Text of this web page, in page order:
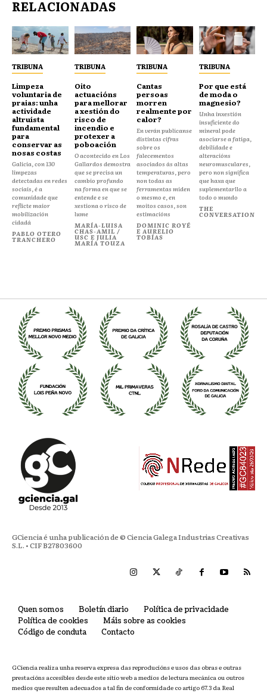
RELACIONADAS
TRIBUNA
Limpeza
voluntaria de
praias: unha
actividade
altruísta
fundamental
para
conservar as
nosas costas
Galicia, con 130
limpezas
detectadas en redes
sociais, é a
comunidade que
reflicte maior
mobilización
cidadá
PABLO OTERO
TRANCHERO
TRIBUNA
Oito
actuacións
para mellorar
a xestión do
risco de
incendio e
protexer a
poboación
O acontecido en Los
Gallardos demostra
que se precisa un
cambio profundo
na forma en que se
entende e se
xestiona o risco de
lume
MARÍA-LUISA
CHAS-AMIL /
USC E JULIA
MARÍA TOUZA
TRIBUNA
Cantas
persoas
morren
realmente por
calor?
En verán publícanse
distintas cifras
sobre os
falecementos
asociados ás altas
temperaturas, pero
non todas as
ferramentas miden
o mesmo e, en
moitos casos, son
estimacións
DOMINIC ROYÉ
E AURELIO
TOBÍAS
TRIBUNA
Por que está
de moda o
magnesio?
Unha inxestión
insuficiente do
mineral pode
asociarse a fatiga,
debilidade e
alteracións
neuromusculares,
pero non significa
que haxa que
suplementarllo a
todo o mundo
THE
CONVERSATION
GCiencia é unha publicación de © Ciencia Galega Industrias Creativas
S.L. • CIF B27803600
Quen somos Boletín diario
Política de privacidade
Política de cookies
Máis sobre as cookies
Código de conduta
Contacto
GCiencia realiza unha reserva expresa das reproducións e usos das obras e outras
prestacións accesibles desde este sitio web a medios de lectura mecánica ou outros
medios que resulten adecuados a tal fin de conformidade co artigo 67.3 da Real